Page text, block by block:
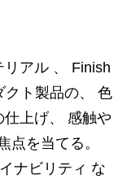
アル 、 Finish
クト製品の、 色
上げ、 感触や
点を当てる。
ナビリティ な